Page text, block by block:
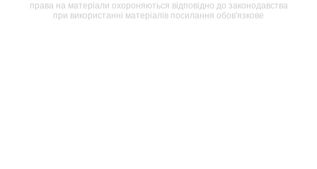
права на матеріали охороняються відповідно до законодавства
при використанні матеріалів посилання обов'язкове